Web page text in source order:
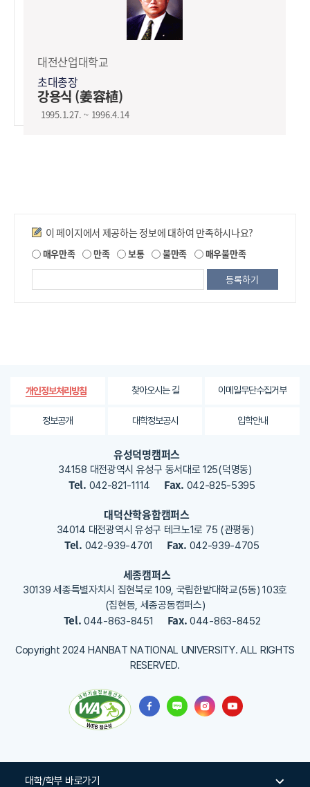
대전산업대학교
초대총장
강용식 (姜容植)
1995.1.27. ~ 1996.4.14
만족도조사
이 페이지에서 제공하는 정보에 대하여 만족하시나요?
매우만족 만족 보통 불만족 매우불만족
되
는
가
용
해
주
개인정보처리방침 찾아오시는 길 이메일무단수집거부
정보공개 대학정보공시 입학안내
유성덕명캠퍼스
34158 대전광역시 유성구 동서대로 125(덕명동)
Tel. 042-821-1114 Fax. 042-825-5395
대덕산학융합캠퍼스
34014 대전광역시 유성구 테크노1로 75 (관평동)
Tel. 042-939-4701 Fax. 042-939-4705
세종캠퍼스
30139 세종특별자치시 집현북로 109, 국립한밭대학교(5동) 103호
(집현동, 세종공동캠퍼스)
Tel.044-863-8451 Fax. 044-863-8452
Copyright 2024 HANBAT NATIONAL UNIVERSITY. ALL RIGHTS
RESERVED.
대학/학부 바로가기